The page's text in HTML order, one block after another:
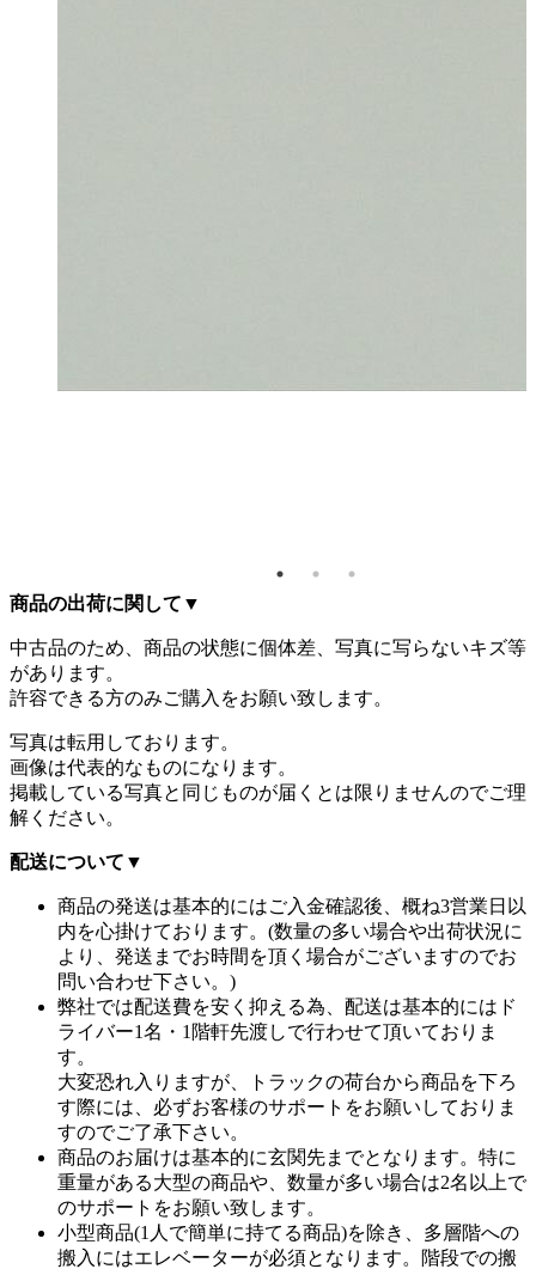
商品の出荷に関して ▼
中古品のため、商品の状態に個体差、写真に写らないキズ等
があります。
許容できる方のみご購入をお願い致します。
写真は転用しております。
画像は代表的なものになります。
掲載している写真と同じものが届くとは限りませんのでご理
解ください。
配送について ▼
商品の発送は基本的にはご入金確認後、概ね3営業日以
内を心掛けております。(数量の多い場合や出荷状況に
より、発送までお時間を頂く場合がございますのでお
問い合わせ下さい。)
弊社では配送費を安く抑える為、配送は基本的にはド
ライバー1名・1階軒先渡しで行わせて頂いておりま
す。
大変恐れ入りますが、トラックの荷台から商品を下ろ
す際には、必ずお客様のサポートをお願いしておりま
すのでご了承下さい。
商品のお届けは基本的に玄関先までとなります。特に
重量がある大型の商品や、数量が多い場合は2名以上で
のサポートをお願い致します。
小型商品(1人で簡単に持てる商品)を除き、多層階への
搬入にはエレベーターが必須となります。階段での搬